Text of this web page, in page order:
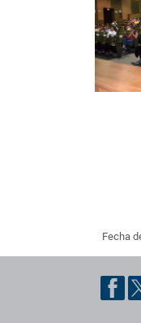
Fecha
Pie de página con